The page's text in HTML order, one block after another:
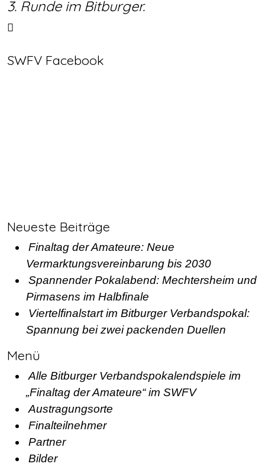
3. Runde im Bitburger.
SWFV Facebook
Neueste Beiträge
Finaltag der Amateure: Neue
Vermarktungsvereinbarung bis 2030
Spannender Pokalabend: Mechtersheim und
Pirmasens im Halbfinale
Viertelfinalstart im Bitburger Verbandspokal:
Spannung bei zwei packenden Duellen
Menü
Alle Bitburger Verbandspokalendspiele im
„Finaltag der Amateure“ im SWFV
Austragungsorte
Finalteilnehmer
Partner
Bilder